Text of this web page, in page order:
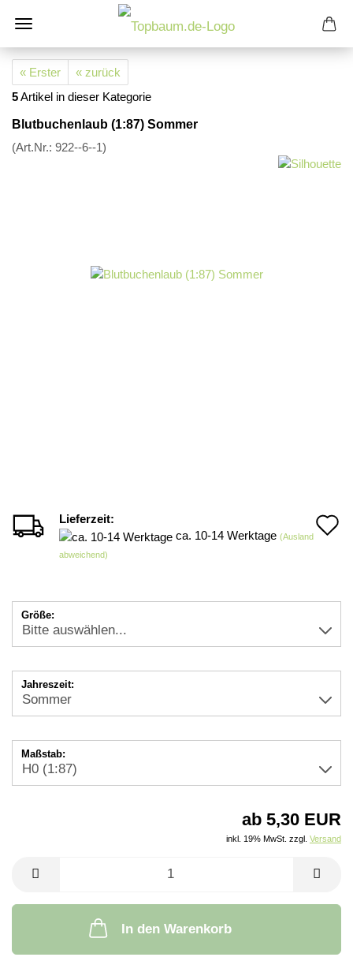
« Erster
« zurück
5Artikel in dieser Kategorie
Blutbuchenlaub (1:87) Sommer
(Art.Nr.: 922--6--1)
Lieferzeit:
ca. 10-14 Werktage (Ausland
abweichend)
Größe:
Jahreszeit:
Maßstab:
ab 5,30 EUR
inkl. 19% MwSt. zzgl. Versand
In den Warenkorb